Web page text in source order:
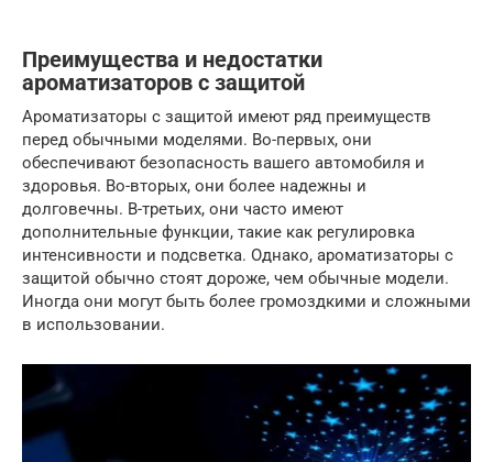
Преимущества и недостатки
ароматизаторов с защитой
Ароматизаторы с защитой имеют ряд преимуществ
перед обычными моделями. Во-первых, они
обеспечивают безопасность вашего автомобиля и
здоровья. Во-вторых, они более надежны и
долговечны. В-третьих, они часто имеют
дополнительные функции, такие как регулировка
интенсивности и подсветка. Однако, ароматизаторы с
защитой обычно стоят дороже, чем обычные модели.
Иногда они могут быть более громоздкими и сложными
в использовании.